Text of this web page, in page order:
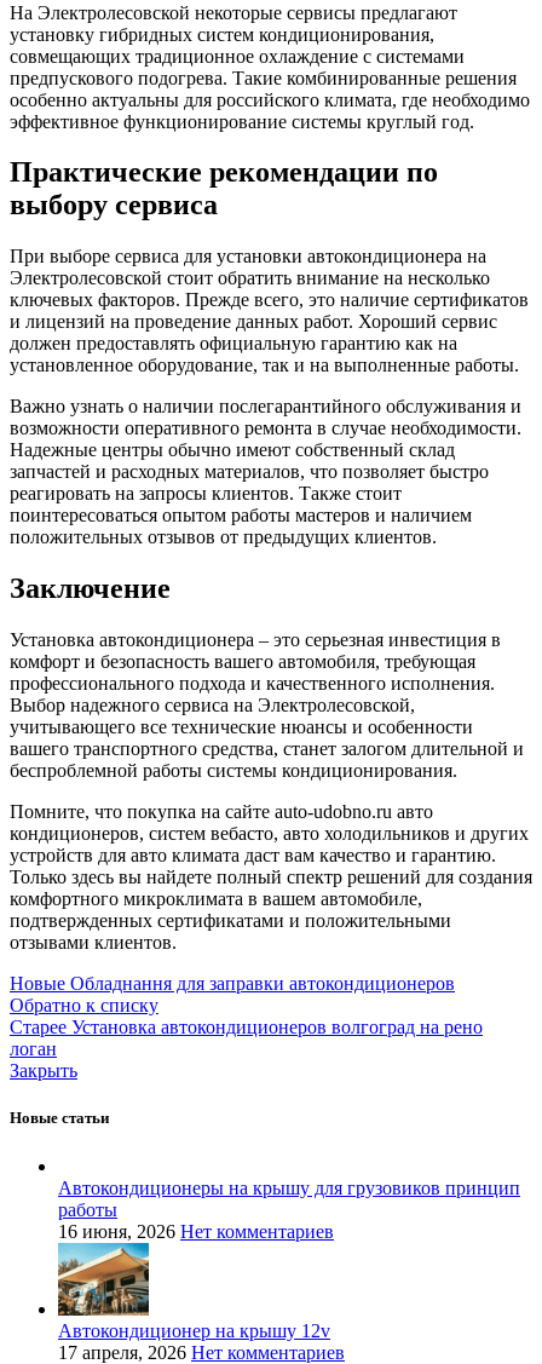
На Электролесовской некоторые сервисы предлагают
установку гибридных систем кондиционирования,
совмещающих традиционное охлаждение с системами
предпускового подогрева. Такие комбинированные решения
особенно актуальны для российского климата, где необходимо
эффективное функционирование системы круглый год.
Практические рекомендации по
выбору сервиса
При выборе сервиса для установки автокондиционера на
Электролесовской стоит обратить внимание на несколько
ключевых факторов. Прежде всего, это наличие сертификатов
и лицензий на проведение данных работ. Хороший сервис
должен предоставлять официальную гарантию как на
установленное оборудование, так и на выполненные работы.
Важно узнать о наличии послегарантийного обслуживания и
возможности оперативного ремонта в случае необходимости.
Надежные центры обычно имеют собственный склад
запчастей и расходных материалов, что позволяет быстро
реагировать на запросы клиентов. Также стоит
поинтересоваться опытом работы мастеров и наличием
положительных отзывов от предыдущих клиентов.
Заключение
Установка автокондиционера – это серьезная инвестиция в
комфорт и безопасность вашего автомобиля, требующая
профессионального подхода и качественного исполнения.
Выбор надежного сервиса на Электролесовской,
учитывающего все технические нюансы и особенности
вашего транспортного средства, станет залогом длительной и
беспроблемной работы системы кондиционирования.
Помните, что покупка на сайте auto-udobno.ru авто
кондиционеров, систем вебасто, авто холодильников и других
устройств для авто климата даст вам качество и гарантию.
Только здесь вы найдете полный спектр решений для создания
комфортного микроклимата в вашем автомобиле,
подтвержденных сертификатами и положительными
отзывами клиентов.
Новые Обладнання для заправки автокондиционеров
Обратно к списку
Старее Установка автокондиционеров волгоград на рено
логан
Закрыть
Новые статьи
Автокондиционеры на крышу для грузовиков принцип
работы
16 июня, 2026 Нет комментариев
Автокондиционер на крышу 12v
17 апреля, 2026 Нет комментариев